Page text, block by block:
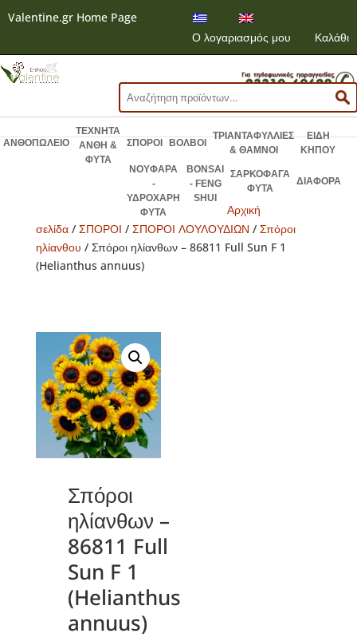
Valentine.gr Home Page
Ο λογαριασμός μου
Καλάθι
Αναζήτηση
για:
ΑΝΘΟΠΩΛΕΙΟ
ΤΕΧΝΗΤΑ
ΑΝΘΗ &
ΦΥΤΑ
ΣΠΟΡΟΙ ΒΟΛΒΟΙ
ΤΡΙΑΝΤΑΦΥΛΛΙΕΣ
& ΘΑΜΝΟΙ
ΕΙΔΗ
ΚΗΠΟΥ
ΝΟΥΦΑΡΑ
-
ΥΔΡΟΧΑΡΗ
ΦΥΤΑ
BONSAI
- FENG
SHUI
ΣΑΡΚΟΦΑΓΑ
ΦΥΤΑ
ΔΙΑΦΟΡΑ
Αρχική
σελίδα/ ΣΠΟΡΟΙ / ΣΠΟΡΟΙ ΛΟΥΛΟΥΔΙΩΝ / Σπόροι
ηλίανθου / Σπόροι ηλίανθων – 86811 Full Sun F 1
(Helianthus annuus)
Σπόροι
ηλίανθων –
86811 Full
Sun F 1
(Helianthus
annuus)